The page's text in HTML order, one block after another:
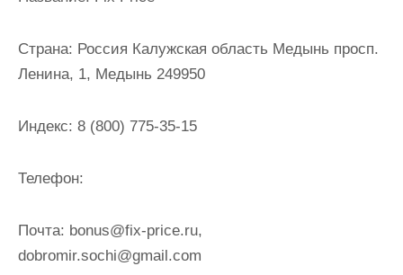
Страна: Россия Калужская область Медынь просп.
Ленина, 1, Медынь 249950
Индекс: 8 (800) 775-35-15
Телефон:
Почта: bonus@fix-price.ru,
dobromir.sochi@gmail.com